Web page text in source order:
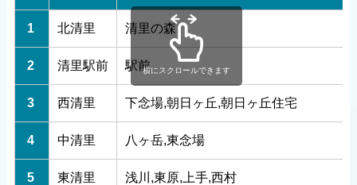
1 北清里 清里の森
2 清里駅前 駅前
3 西清里 下念場,朝日ヶ丘,朝日ヶ丘住宅
4 中清里 八ヶ岳,東念場
5 東清里 浅川,東原,上手,西村
横にスクロールできます